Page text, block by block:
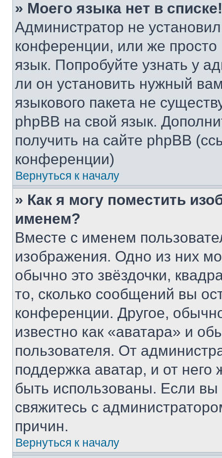
» Моего языка нет в списке!
Администратор не
конференции, или же
язык. Попробуйте узнать у
ли он установить нужный
языкового пакета не
phpBB на свой язык.
получить на сайте phpBB
конференции)
Вернуться к началу
» Как я могу поместить
именем?
Вместе с именем
изображения. Одно из них
обычно это звёздочки,
то, сколько сообщений вы
конференции. Другое,
известно как «аватара» и
пользователя. От
поддержка аватар, и от него
быть использованы. Если
свяжитесь с
причин.
Вернуться к началу